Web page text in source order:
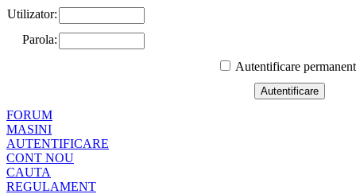
Utilizator:
Parola:
Autentificare
FORUM
MASINI
AUTENTIFICARE
CONT NOU
CAUTA
REGULAMENT